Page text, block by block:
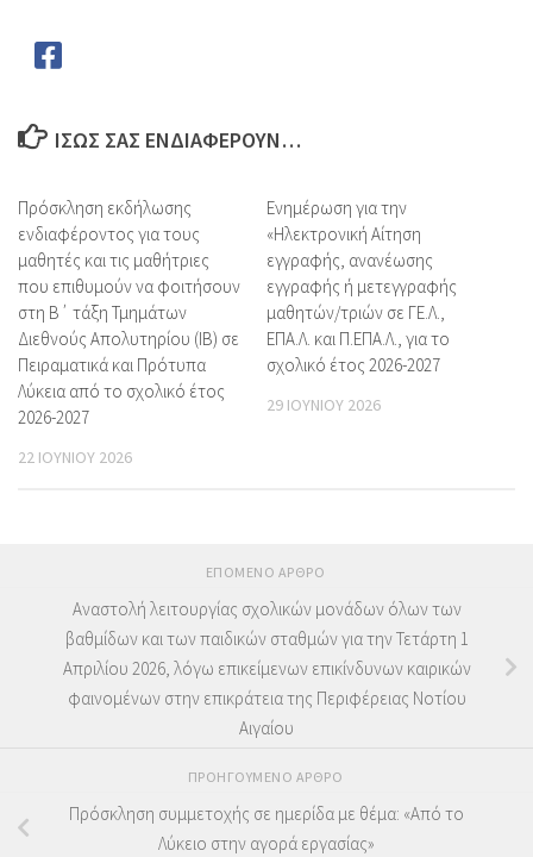
ΊΣΩΣ ΣΑΣ ΕΝΔΙΑΦΈΡΟΥΝ…
Πρόσκληση εκδήλωσης
ενδιαφέροντος για τους
μαθητές και τις μαθήτριες
που επιθυμούν να φοιτήσουν
στη Β΄ τάξη Τμημάτων
Διεθνούς Απολυτηρίου (IB) σε
Πειραματικά και Πρότυπα
Λύκεια από το σχολικό έτος
2026-2027
22 ΙΟΥΝΊΟΥ 2026
Ενημέρωση για την
«Ηλεκτρονική Αίτηση
εγγραφής, ανανέωσης
εγγραφής ή μετεγγραφής
μαθητών/τριών σε ΓΕ.Λ.,
ΕΠΑ.Λ. και Π.ΕΠΑ.Λ., για το
σχολικό έτος 2026-2027
29 ΙΟΥΝΊΟΥ 2026
ΕΠΌΜΕΝΟ ΆΡΘΡΟ
Αναστολή λειτουργίας σχολικών μονάδων όλων των
βαθμίδων και των παιδικών σταθμών για την Τετάρτη 1
Απριλίου 2026, λόγω επικείμενων επικίνδυνων καιρικών
φαινομένων στην επικράτεια της Περιφέρειας Νοτίου
Αιγαίου
ΠΡΟΗΓΟΎΜΕΝΟ ΆΡΘΡΟ
Πρόσκληση συμμετοχής σε ημερίδα με θέμα: «Από το
Λύκειο στην αγορά εργασίας»